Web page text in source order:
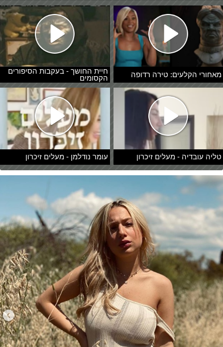
מאחורי הקלעים: טירה רדופה
חיית החושך - בעקבות הסיפורים
הקסומים
טליה עובדיה - מעלים זיכרון עומר נודלמן - מעלים זיכרון